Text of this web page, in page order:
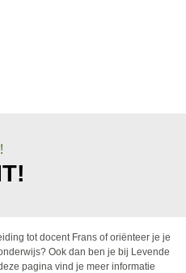
tot docent Frans of oriënteer je je
Ook dan ben je bij Levende
pagina vind je meer informatie